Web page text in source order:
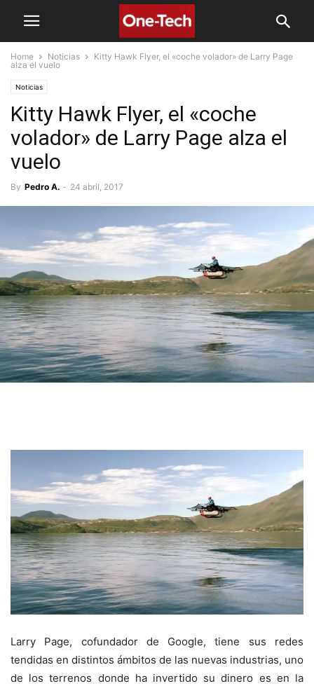
Home Noticias
Kitty Hawk Flyer, el «coche volador» de Larry Page
alza el vuelo
Noticias
Kitty Hawk Flyer, el «coche
volador» de Larry Page alza el
vuelo
By Pedro A. - 24 abril, 2017
Larry Page, cofundador de Google, tiene sus redes
tendidas en distintos ámbitos de las nuevas industrias, uno
de los terrenos donde ha invertido su dinero es en la